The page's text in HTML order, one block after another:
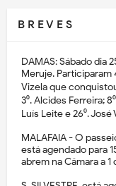
B R E V E S
DAMAS: Sábado dia
Meruje. Participaram
Vizela que
3⁰. Alcides Ferreira;
Luís Leite e 26⁰. José
MALAFAIA - O
está agendado para
abrem na Câmara a 1